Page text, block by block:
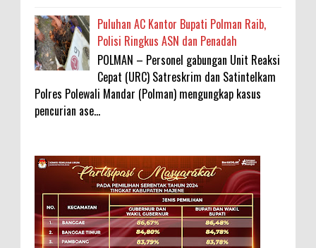
Puluhan AC Kantor Bupati Polman Raib,
Polisi Ringkus ASN dan Penadah
POLMAN – Personel gabungan Unit Reaksi
Cepat (URC) Satreskrim dan Satintelkam
Polres Polewali Mandar (Polman) mengungkap kasus
pencurian ase...